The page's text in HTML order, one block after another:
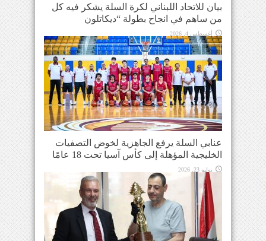
بيان للاتحاد اللبناني لكرة السلة يشكر فيه كل
من ساهم في انجاح بطولة “ديكاتلون
أغسطس 4, 2026
عنابي السلة يرفع الجاهزية لخوض التصفيات
الخليجية المؤهلة إلى كأس آسيا تحت 18 عامًا
يوليو 23, 2026